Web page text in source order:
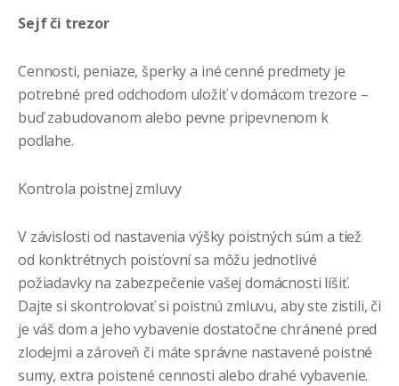
Sejf či trezor
Cennosti, peniaze, šperky a iné cenné predmety je
potrebné pred odchodom uložiť v domácom trezore –
buď zabudovanom alebo pevne pripevnenom k
podlahe.
Kontrola poistnej zmluvy
V závislosti od nastavenia výšky poistných súm a tiež
od konktrétnych poisťovní sa môžu jednotlivé
požiadavky na zabezpečenie vašej domácnosti líšiť.
Dajte si skontrolovať si poistnú zmluvu, aby ste zistili, či
je váš dom a jeho vybavenie dostatočne chránené pred
zlodejmi a zároveň či máte správne nastavené poistné
sumy, extra poistené cennosti alebo drahé vybavenie.